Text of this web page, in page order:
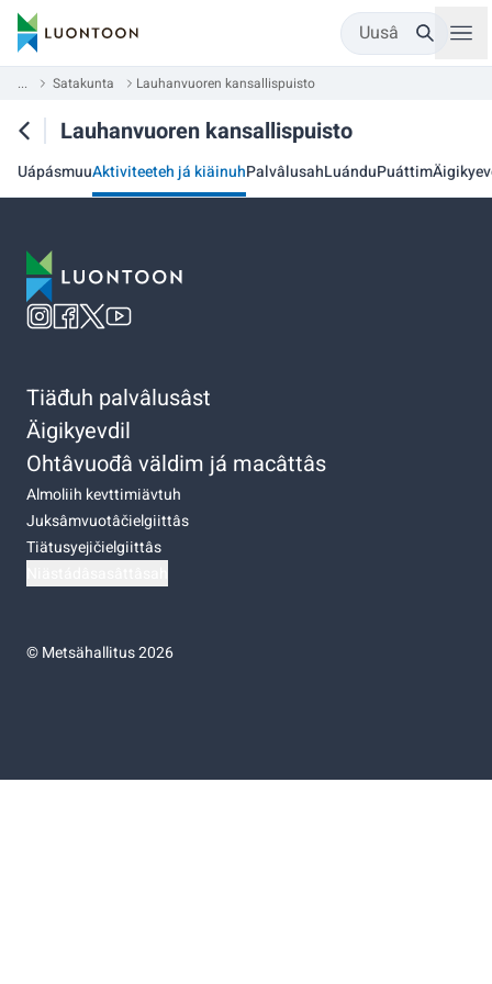
Uusâ
... Satakunta Lauhanvuoren kansallispuisto
Lauhanvuoren kansallispuisto
UápásmuuAktiviteeteh já kiäinuhPalvâlusahLuánduPuáttim
Tiäđuh palvâlusâst
Äigikyevdil
Ohtâvuođâ väldim já macâttâs
Almoliih kevttimiävtuh
Juksâmvuotâčielgiittâs
Tiätusyejičielgiittâs
©Metsähallitus 2026